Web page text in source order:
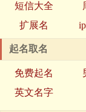
短信大全
扩展名
起名取名
免费起名
英文名字